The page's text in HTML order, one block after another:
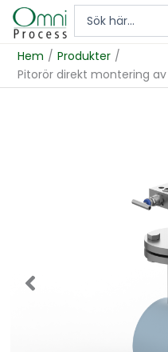
Hoppa
Search
Hem / Produkter /
Pitorör direkt montering